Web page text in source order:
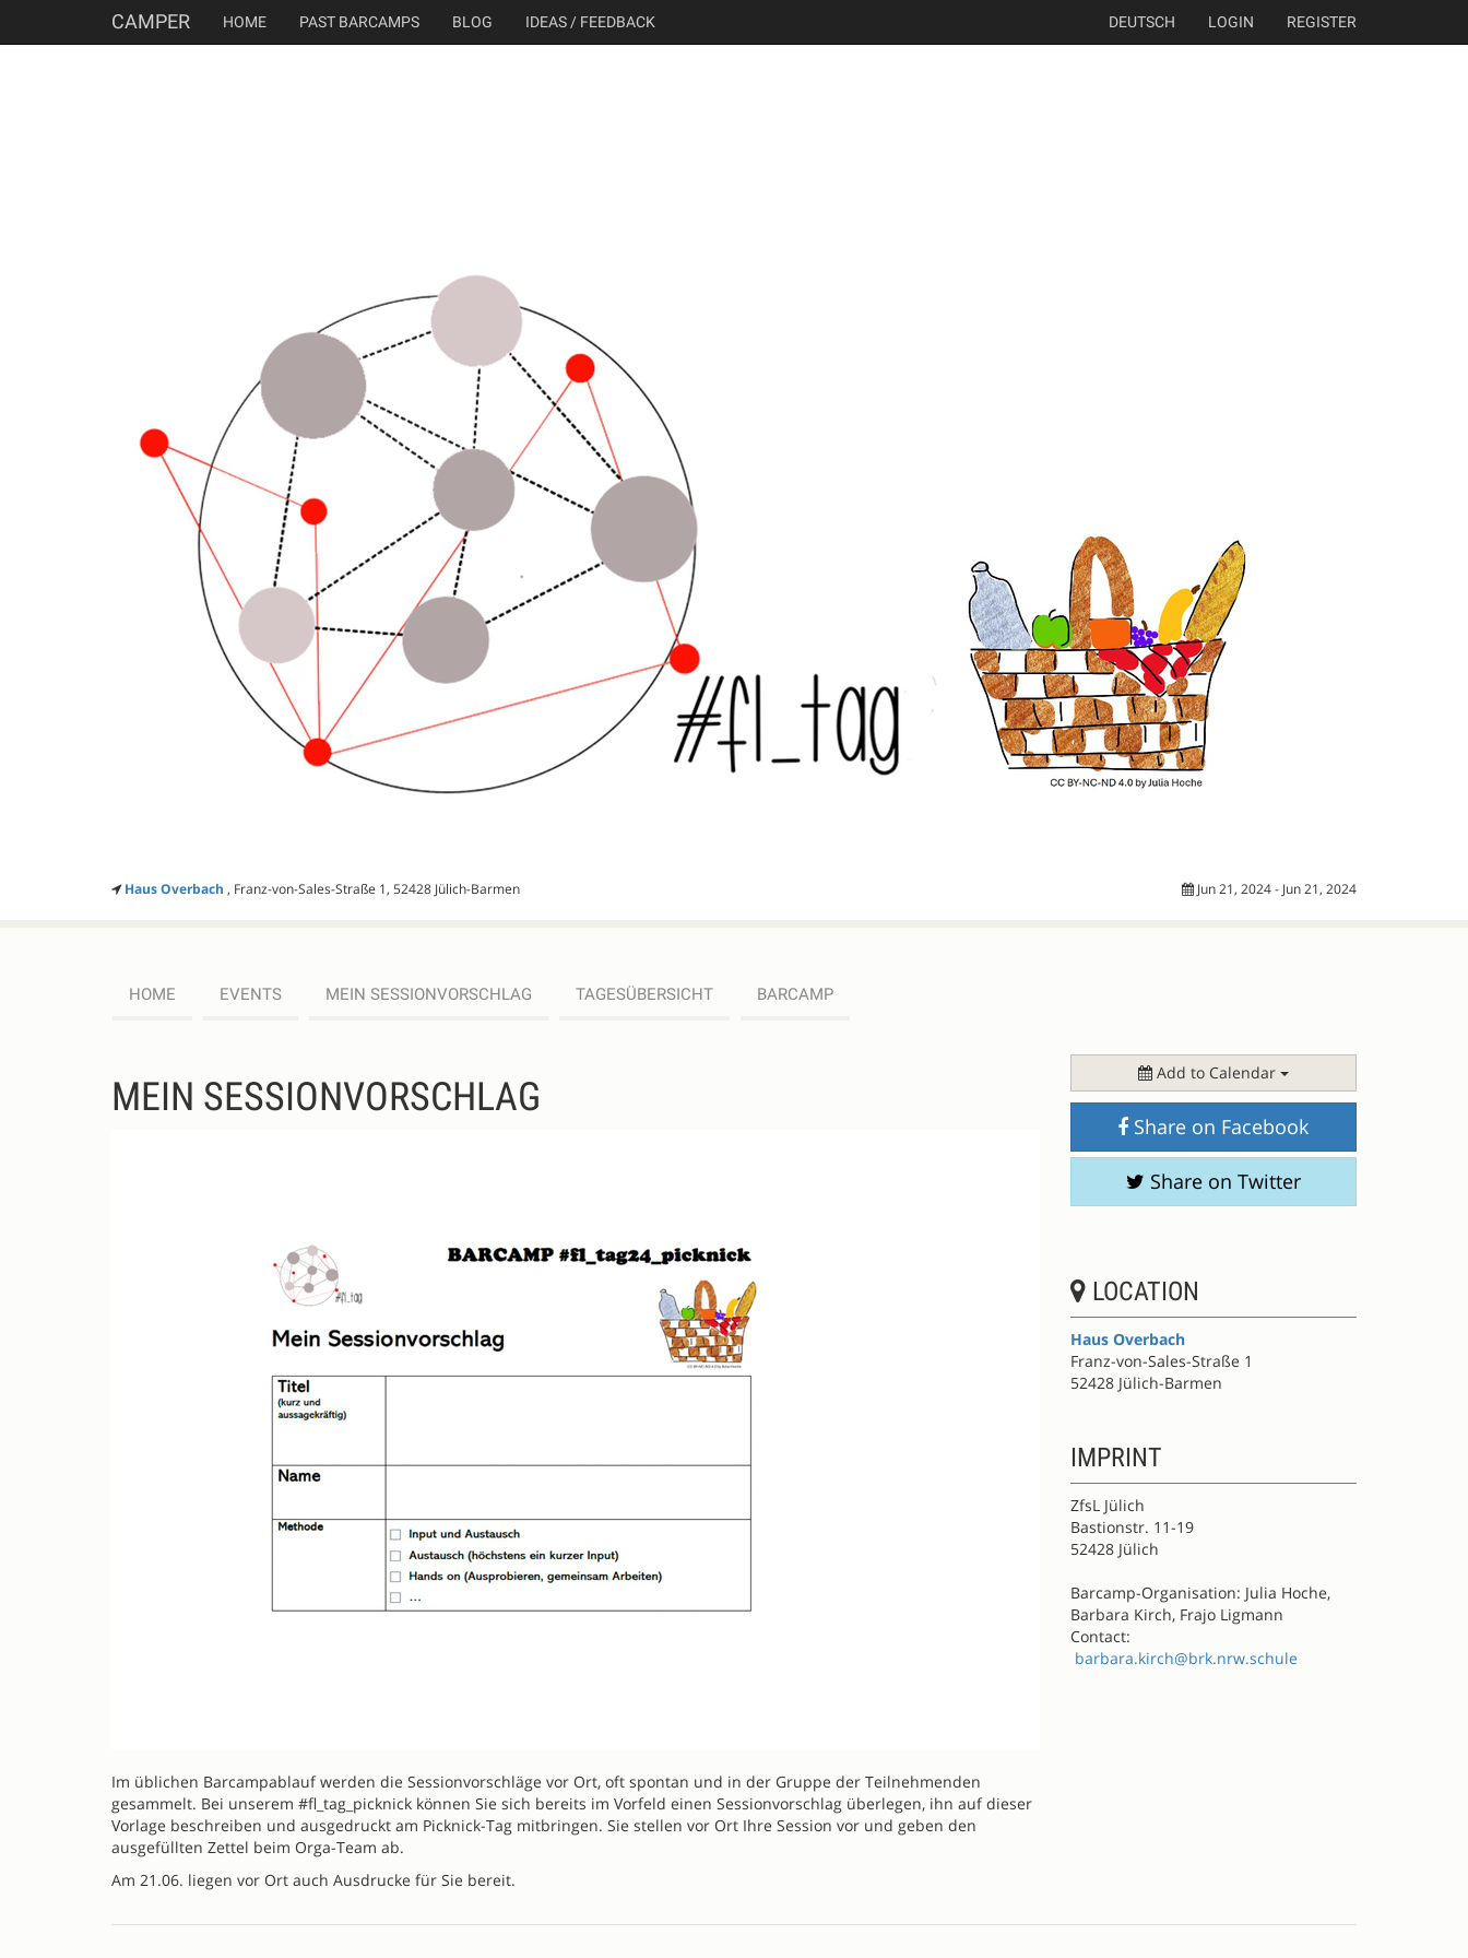
CAMPER HOME PAST BARCAMPS BLOG IDEAS / FEEDBACK DEUTSCH LOGIN REGISTER
Haus Overbach , Franz-von-Sales-Straße 1, 52428 Jülich-Barmen Jun 21, 2024 - Jun 21, 2024
HOME EVENTS MEIN SESSIONVORSCHLAG TAGESÜBERSICHT BARCAMP
MEIN SESSIONVORSCHLAG
Im üblichen Barcampablauf werden die Sessionvorschläge vor Ort, oft spontan und in der Gruppe der Teilnehmenden
gesammelt. Bei unserem #fl_tag_picknick können Sie sich bereits im Vorfeld einen Sessionvorschlag überlegen, ihn auf dieser
Vorlage beschreiben und ausgedruckt am Picknick-Tag mitbringen. Sie stellen vor Ort Ihre Session vor und geben den
ausgefüllten Zettel beim Orga-Team ab.
Am 21.06. liegen vor Ort auch Ausdrucke für Sie bereit.
Add to Calendar
Share on Facebook
Share on Twitter
LOCATION
Haus Overbach
Franz-von-Sales-Straße 1
52428 Jülich-Barmen
IMPRINT
ZfsL Jülich
Bastionstr. 11-19
52428 Jülich
Barcamp-Organisation: Julia Hoche,
Barbara Kirch, Frajo Ligmann
Contact:
barbara.kirch@brk.nrw.schule